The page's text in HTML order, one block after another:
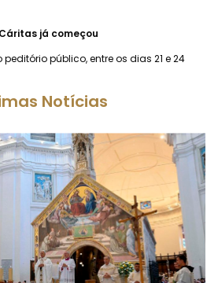
já começou
público, entre os dias 21 e 24
Notícias